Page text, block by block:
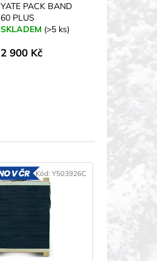
YATE PACK BAND
60 PLUS
SKLADEM (>5 ks)
2 900 Kč
VYROBENO
Kód: Y503926C